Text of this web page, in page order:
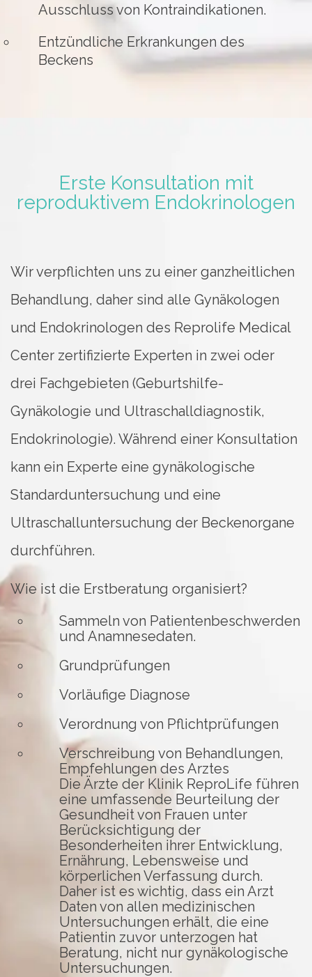
Ausschluss von Kontraindikationen.
Entzündliche Erkrankungen des
Beckens
Erste Konsultation mit
reproduktivem Endokrinologen
Wir verpflichten uns zu einer ganzheitlichen
Behandlung, daher sind alle Gynäkologen
und Endokrinologen des Reprolife Medical
Center zertifizierte Experten in zwei oder
drei Fachgebieten (Geburtshilfe-
Gynäkologie und Ultraschalldiagnostik,
Endokrinologie). Während einer Konsultation
kann ein Experte eine gynäkologische
Standarduntersuchung und eine
Ultraschalluntersuchung der Beckenorgane
durchführen.
Wie ist die Erstberatung organisiert?
Sammeln von Patientenbeschwerden
und Anamnesedaten.
Grundprüfungen
Vorläufige Diagnose
Verordnung von Pflichtprüfungen
Verschreibung von Behandlungen,
Empfehlungen des Arztes
Die Ärzte der Klinik ReproLife führen
eine umfassende Beurteilung der
Gesundheit von Frauen unter
Berücksichtigung der
Besonderheiten ihrer Entwicklung,
Ernährung, Lebensweise und
körperlichen Verfassung durch.
Daher ist es wichtig, dass ein Arzt
Daten von allen medizinischen
Untersuchungen erhält, die eine
Patientin zuvor unterzogen hat
Beratung, nicht nur gynäkologische
Untersuchungen.